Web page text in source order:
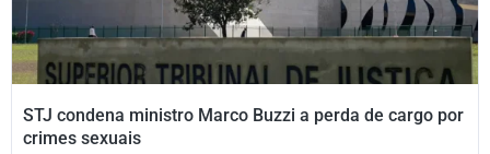
STJ condena ministro Marco Buzzi a perda de cargo por
crimes sexuais